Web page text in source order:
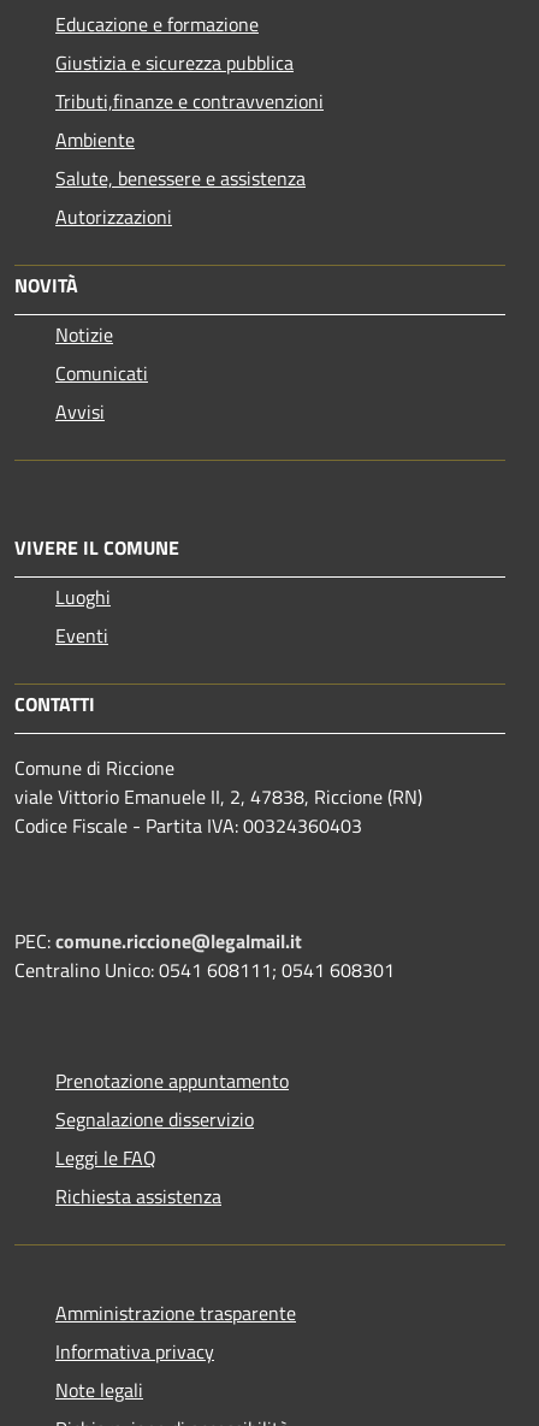
Educazione e formazione
Giustizia e sicurezza pubblica
Tributi,finanze e contravvenzioni
Ambiente
Salute, benessere e assistenza
Autorizzazioni
NOVITÀ
Notizie
Comunicati
Avvisi
VIVERE IL COMUNE
Luoghi
Eventi
CONTATTI
Comune di Riccione
viale Vittorio Emanuele II, 2, 47838, Riccione (RN)
Codice Fiscale - Partita IVA: 00324360403
PEC:comune.riccione@legalmail.it
Centralino Unico: 0541 608111; 0541 608301
Prenotazione appuntamento
Segnalazione disservizio
Leggi le FAQ
Richiesta assistenza
Amministrazione trasparente
Informativa privacy
Note legali